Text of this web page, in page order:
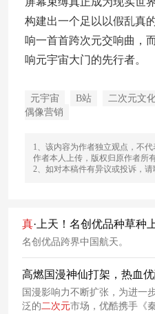
构建出一个足以以假乱真
响一首首跨次元交响曲，
响元宇宙大门的先行者。
元宇宙 B站 二次元文
偶像营销
1、该内容为作者独立观点，不
作者本人上传，版权归原作者所
2、如对本稿件有异议或投诉，请
真·上天！名创优品种草种
名创优品跨界中国航天。
高燃国漫神仙打架，热血优
国漫影响力不断扩张，为进一
泛的二次元市场，优酷携手《